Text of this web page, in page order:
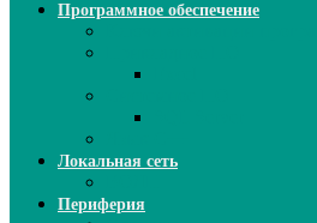
Программное обеспечение
Локальная сеть
Периферия